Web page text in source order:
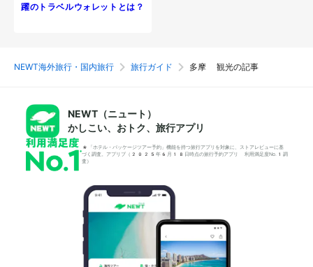
躍のトラベルウォレットとは？
NEWT海外旅行・国内旅行 旅行ガイド 多摩 観光の記事
NEWT（ニュート）
かしこい、おトク、旅行アプリ
*「ホテル・パッケージツアー予約」機能を持つ旅行アプリを対象に、ストアレビューに基
づく調査。アプリブ（2025年6月18日時点の旅行予約アプリ 利用満足度No.1調
査）